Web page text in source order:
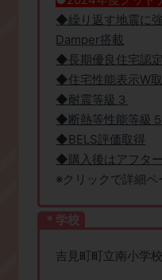
◆繰り返す地震に
Damper搭載
◆長期優良住宅認
◆住宅性能表示W取
◆耐震等級３
◆断熱等性能等級５
◆BELS評価取得
◆購入後はアフタ
※クリックで詳細ペ
＊学校
吉見町町立南小学校